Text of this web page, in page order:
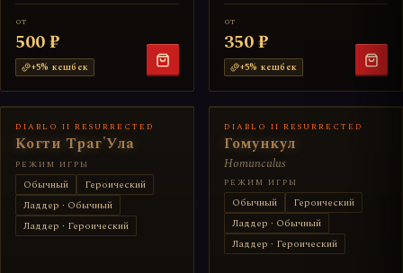
от
500 ₽
+5% кешбек
от
350 ₽
+5% кешбек
DIABLO II RESURRECTED
Когти Траг'Ула
РЕЖИМ ИГРЫ
Обычный
Героический
Ладдер · Обычный
Ладдер · Героический
DIABLO II RESURRECTED
Гомункул
Homunculus
РЕЖИМ ИГРЫ
Обычный
Героический
Ладдер · Обычный
Ладдер · Героический